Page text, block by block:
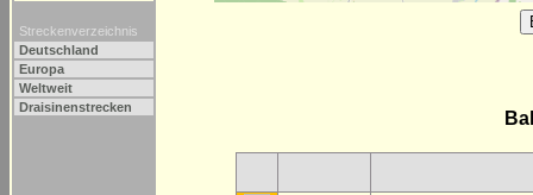
Streckenverzeichnis
Deutschland
Europa
Weltweit
Draisinenstrecken